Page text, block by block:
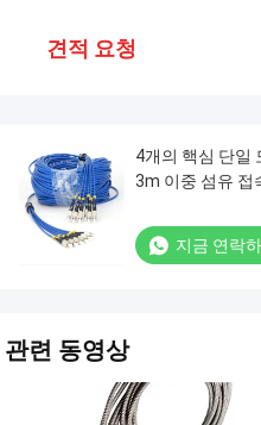
견적 요청
4개의 핵심 단일
3m 이중 섬유 접
지금 연락
관련 동영상